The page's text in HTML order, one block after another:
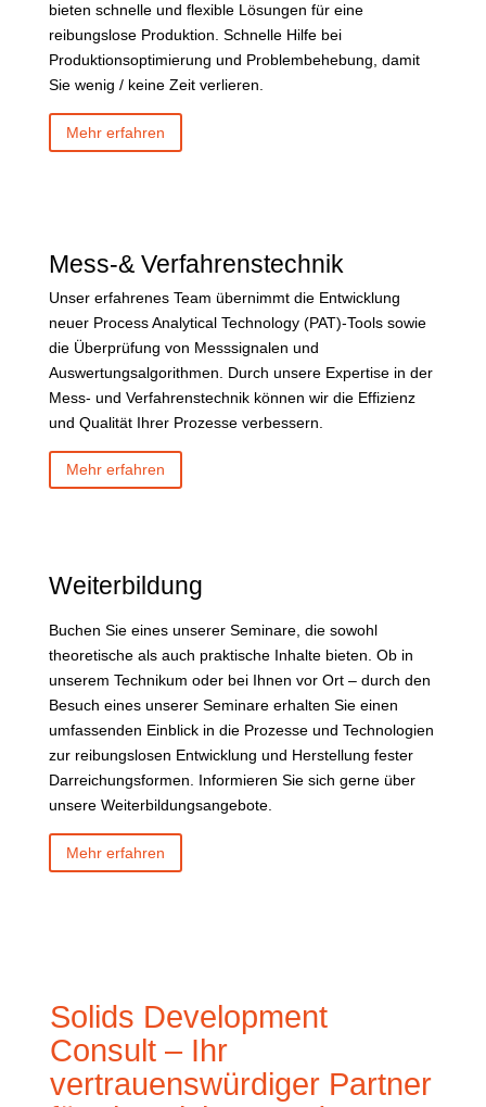
bieten schnelle und flexible Lösungen für eine
reibungslose Produktion. Schnelle Hilfe bei
Produktionsoptimierung und Problembehebung, damit
Sie wenig / keine Zeit verlieren.
Mehr erfahren
Mess-& Verfahrenstechnik
Unser erfahrenes Team übernimmt die Entwicklung
neuer Process Analytical Technology (PAT)-Tools sowie
die Überprüfung von Messsignalen und
Auswertungsalgorithmen. Durch unsere Expertise in der
Mess- und Verfahrenstechnik können wir die Effizienz
und Qualität Ihrer Prozesse verbessern.
Mehr erfahren
Weiterbildung
Buchen Sie eines unserer Seminare, die sowohl
theoretische als auch praktische Inhalte bieten. Ob in
unserem Technikum oder bei Ihnen vor Ort – durch den
Besuch eines unserer Seminare erhalten Sie einen
umfassenden Einblick in die Prozesse und Technologien
zur reibungslosen Entwicklung und Herstellung fester
Darreichungsformen. Informieren Sie sich gerne über
unsere Weiterbildungsangebote.
Mehr erfahren
Solids Development
Consult – Ihr
vertrauenswürdiger Partner